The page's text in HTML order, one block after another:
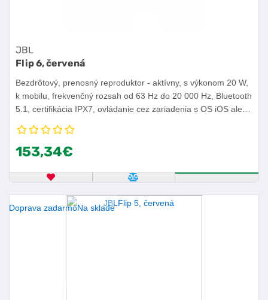
JBL
Flip 6, červená
Bezdrôtový, prenosný reproduktor - aktívny, s výkonom 20 W,
k mobilu, frekvenčný rozsah od 63 Hz do 20 000 Hz, Bluetooth
5.1, certifikácia IPX7, ovládanie cez zariadenia s OS iOS alebo
153,34€
OBĽÚBENÝ PRODUKT POROVNAŤ PRODUKT
Doprava zadarmoNa sklade